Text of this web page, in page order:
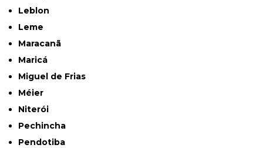
Leblon
Leme
Maracanã
Maricá
Miguel de Frias
Méier
Niterói
Pechincha
Pendotiba